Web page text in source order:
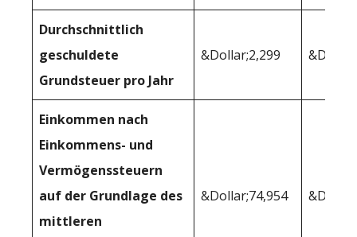
Durchschnittlich
geschuldete
Grundsteuer pro Jahr
&Dollar;2,299
Einkommen nach
Einkommens- und
Vermögenssteuern
auf der Grundlage des
mittleren
&Dollar;74,954